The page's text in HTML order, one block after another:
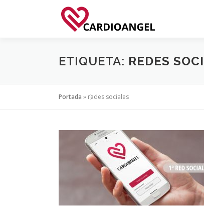
ETIQUETA: REDES
Portada » redes sociales